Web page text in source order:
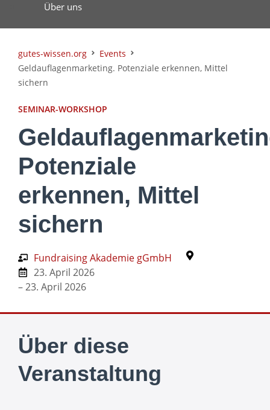
Über uns
gutes-wissen.org
Events
Geldauflagenmarketing. Potenziale erkennen, Mittel
sichern
SEMINAR-WORKSHOP
Potenziale
erkennen, Mittel
sichern
Fundraising Akademie gGmbH
23. April 2026
– 23. April 2026
Über diese
Veranstaltung